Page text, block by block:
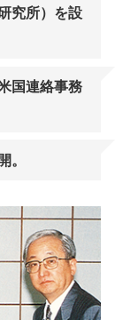
究所）を設
国連絡事務
。